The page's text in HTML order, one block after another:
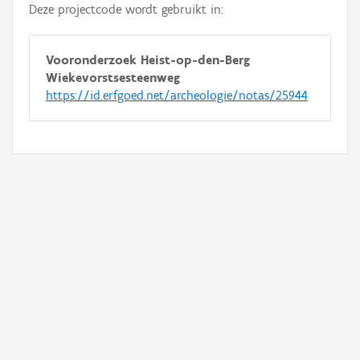
Deze projectcode wordt gebruikt in:
Vooronderzoek Heist-op-den-Berg
Wiekevorstsesteenweg
https://id.erfgoed.net/archeologie/notas/25944